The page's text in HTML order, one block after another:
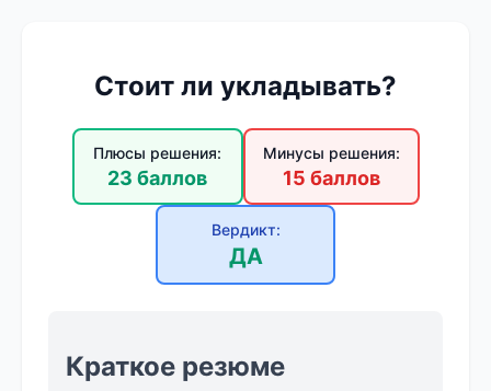
Стоит ли укладывать?
Плюсы решения:
23 баллов
Минусы решения:
15 баллов
Вердикт:
ДА
Краткое резюме